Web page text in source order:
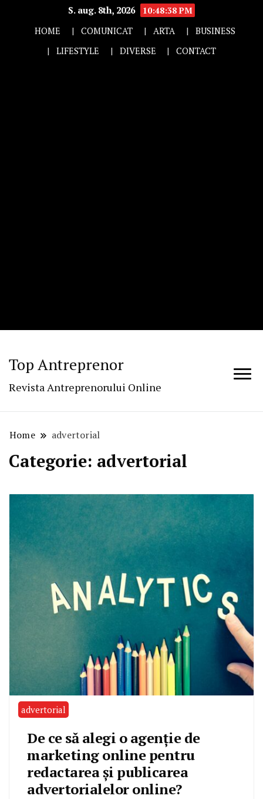
S. aug. 8th, 2026
10:48:39 PM
HOME
COMUNICAT ARTA
BUSINESS
LIFESTYLE
DIVERSE CONTACT
Top Antreprenor
Revista Antreprenorului Online
Home advertorial
Categorie: advertorial
advertorial
De ce să alegi o agenție de
marketing online pentru
redactarea și publicarea
advertorialelor online?